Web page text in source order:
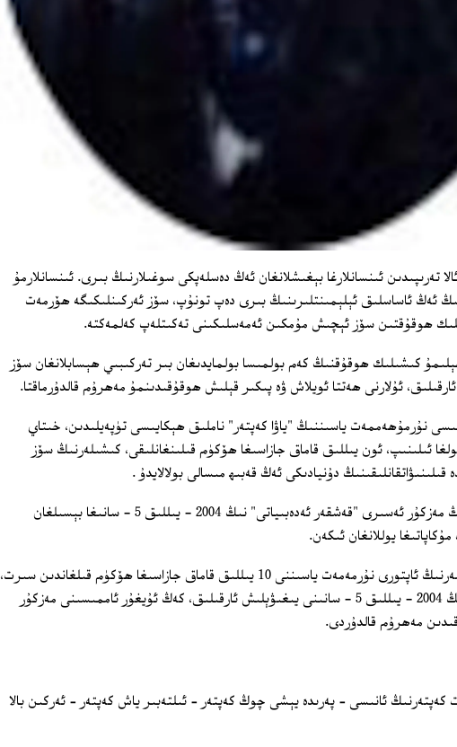
تەرىپىدىن ئىنسانلارغا بېغىشلانغان ئەڭ دەسلەپكى سوغىلارنىڭ بىرى. ئىنسانلارمۇ
ئەڭ ئاساسلىق ئېلېمىنتلىرىنىڭ بىرى دەپ تونۇپ، سۆز ئەركىنلىكىگە ھۆرمەت
ھوقۇقتىن سۆز ئېچىش مۇمكىن ئەمەسلىكىنى تەكىتلەپ كەلمەكتە.
كىشىلىك ھوقۇقنىڭ كەم بولمىسا بولمايدىغان بىر تەركىبىي ھېسابلانغان سۆز
ئۇلارنى ھەتتا ئويلاش ۋە پىكىر قېلىش ھوقۇقىدىنمۇ مەھرۇم قالدۇرماقتا.
نۇرمۇھەممەت ياسىننىڭ "ياۋا كەپتەر" ناملىق ھېكايىسى تۈپەيلىدىن، خىتاي
ئىلىنىپ، ئون يىللىق قاماق جازاسىغا ھۆكۈم قىلىنغانلىقى، كىشىلەرنىڭ سۆز
دۇنيادىكى ئەڭ قەبىھ مىسالى بولالايدۇ .
نۇرمۇھەممەت ياسىننىڭ مەزكۇر ئەسىرى "قەشقەر ئەدەبىياتى" نىڭ 2004 - يىللىق 5 - سانىغا بېسىلغان
يوللانغان ئىكەن.
خىتاي ھۆكۈمىتى ، ئەسەرنىڭ ئاپتورى نۇرمەمەت ياسىننى 10 يىللىق قاماق جازاسىغا ھۆكۈم قىلغاندىن سىرت،
"قەشقەر ئەدەبىياتى" نىڭ 2004 - يىللىق 5 - سانىنى يىغىۋېلىش ئارقىلىق، كەڭ ئۇيغۇر ئاممىسىنى مەزكۇر
مەھرۇم قالدۇردى.
كەپتەرنىڭ ئانىسى – پەرىدە يېشى چوڭ كەپتەر – ئىلتەبىر ياش كەپتەر – ئەركىن بالا